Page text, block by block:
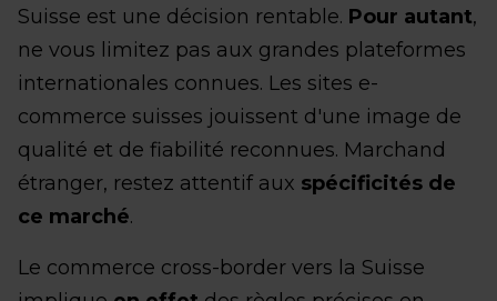
Suisse est une décision rentable. Pour autant,
ne vous limitez pas aux grandes plateformes
internationales connues. Les sites e-
commerce suisses jouissent d'une image de
qualité et de fiabilité reconnues. Marchand
étranger, restez attentif aux spécificités de
ce marché.
Le commerce cross-border vers la Suisse